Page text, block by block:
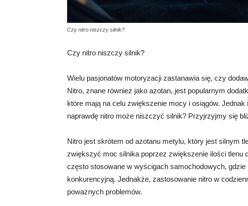
Czy nitro niszczy silnik?
Czy nitro niszczy silnik?
Wielu pasjonatów motoryzacji zastanawia się, czy
Nitro, znane również jako azotan, jest popularnym
które mają na celu zwiększenie mocy i osiągów.
naprawdę nitro może niszczyć silnik? Przyjrzyjmy się
Nitro jest skrótem od azotanu metylu, który jest silnym
zwiększyć moc silnika poprzez zwiększenie ilości tlenu
często stosowane w wyścigach samochodowych,
konkurencyjną. Jednakże, zastosowanie nitro w
poważnych problemów.